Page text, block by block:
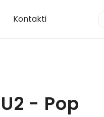
Kontakti
U2 - Pop